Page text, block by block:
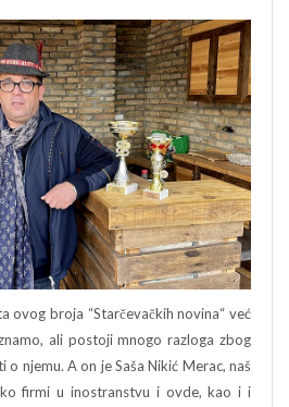
broja “Starčevačkih novina“ već
ali postoji mnogo razloga zbog
njemu. A on je Saša Nikić Merac, naš
firmi u inostranstvu i ovde, kao i i